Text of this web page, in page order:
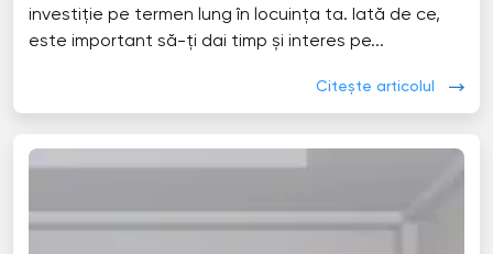
investiție pe termen lung în locuința ta. Iată de ce,
este important să-ți dai timp și interes pe...
Citește articolul